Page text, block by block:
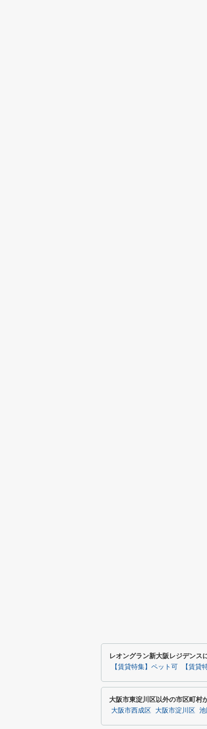
レオングラン新大阪レジデンス
【賃貸特集】ペット可 【賃貸
大阪市東淀川区以外の市区町村
大阪市西成区 大阪市淀川区